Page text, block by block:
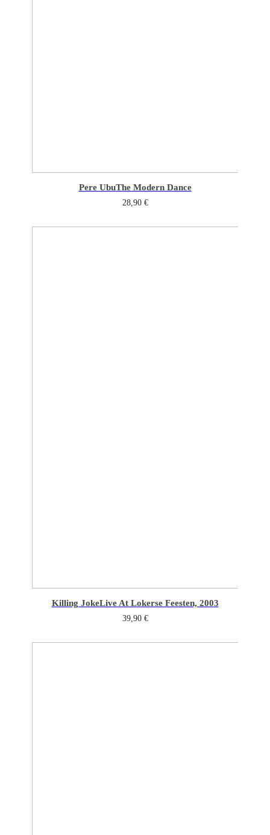
Pere UbuThe Modern Dance
28,90 €
Killing JokeLive At Lokerse Feesten, 2003
39,90 €